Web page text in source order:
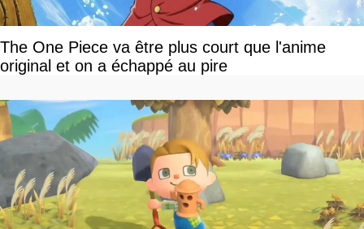
The One Piece va être plus court que l'anime
original et on a échappé au pire